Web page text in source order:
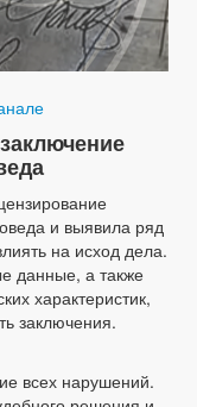
и выявила ряд
на исход дела.
данные, а также
характеристик,
заключения.
всех нарушений.